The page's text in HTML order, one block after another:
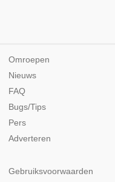
Omroepen
Nieuws
FAQ
Bugs/Tips
Pers
Adverteren
Gebruiksvoorwaarden